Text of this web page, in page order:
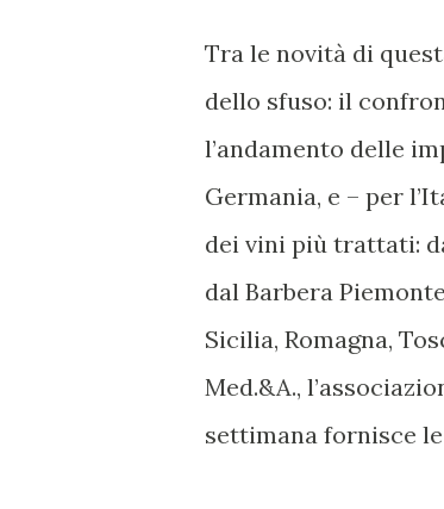
Tra le novità di
dello sfuso: il
l’andamento delle
Germania, e – per
dei vini più trattati:
dal Barbera
Sicilia, Romagna,
Med.&A.,
settimana fornisce